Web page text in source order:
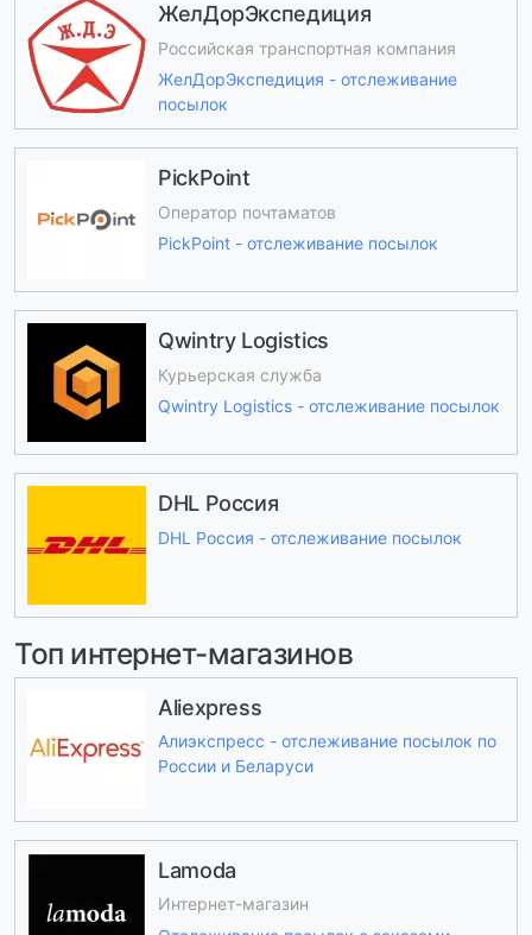
ЖелДорЭкспедиция
Российская транспортная компания
ЖелДорЭкспедиция - отслеживание
посылок
PickPoint
Оператор почтаматов
PickPoint - отслеживание посылок
Qwintry Logistics
Курьерская служба
Qwintry Logistics - отслеживание посылок
DHL Россия
DHL Россия - отслеживание посылок
Топ интернет-магазинов
Aliexpress
Алиэкспресс - отслеживание посылок по
России и Беларуси
Lamoda
Интернет-магазин